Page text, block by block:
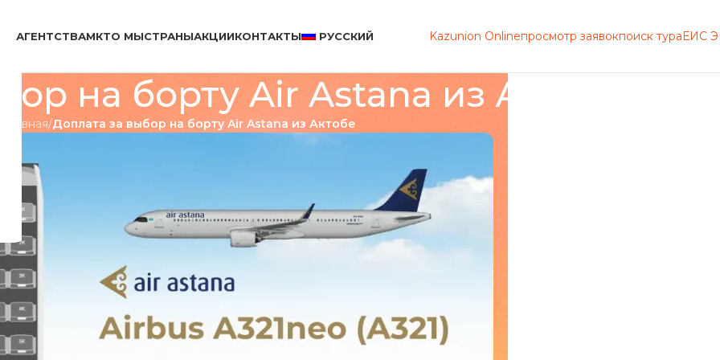
АГЕНТСТВАМКТО МЫСТРАНЫАКЦИИКОНТАКТЫ РУССКИЙ Kazunion Onlineпросмотр заявокпоиск тураЕИС
на борту Air Astana из Актобе
Главная/Доплата за выбор на борту Air Astana из Актобе